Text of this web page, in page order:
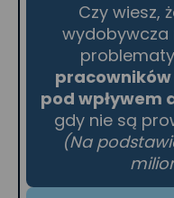
Czy wiesz,
wydobywcza
pod wpływem
gdy nie są
(Na